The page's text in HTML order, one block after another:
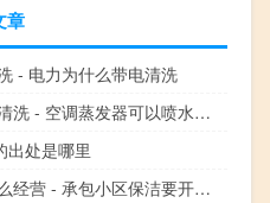
章
- 电力为什么带电清洗
空调蒸发器清洗 - 空调蒸发器可以喷水清洗吗
出处是哪里
保洁公司怎么经营 - 承包小区保洁要开公司吗